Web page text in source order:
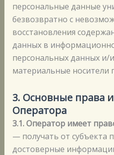
персональные данные
безвозвратно с
восстановления
данных в
персональных данных и/
материальные носители
3. Основные права
Оператора
3.1. Оператор имеет
— получать от субъекта
достоверные